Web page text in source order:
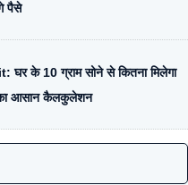
पैसे
के 10 ग्राम सोने से कितना मिलेगा
आसान कैलकुलेशन